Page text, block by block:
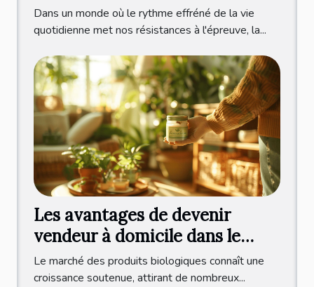
légumes oubliés qui aident à
apaiser l'esprit
Dans un monde où le rythme effréné de la vie
quotidienne met nos résistances à l'épreuve, la...
Les avantages de devenir
vendeur à domicile dans le
secteur des produits bio
Le marché des produits biologiques connaît une
croissance soutenue, attirant de nombreux...